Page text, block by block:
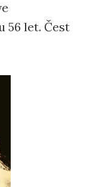
56 let. Čest